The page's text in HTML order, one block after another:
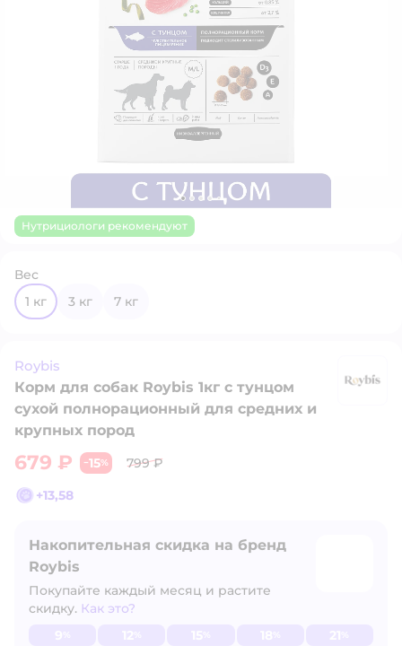
Нутрициологи рекомендуют
Вес
1 кг
3 кг 7 кг
Roybis
Корм для собак Roybis 1кг с тунцом
сухой полнорационный для средних и
крупных пород
679 ₽ −15%
799 ₽
+13,58
Накопительная скидка на бренд
Roybis
Покупайте каждый месяц и растите
скидку. Как это?
Узнать больше